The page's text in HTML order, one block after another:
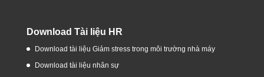
Download Tài liệu HR
Download tài liệu Giảm stress trong môi trường nhà máy
Download tài liệu nhân sự